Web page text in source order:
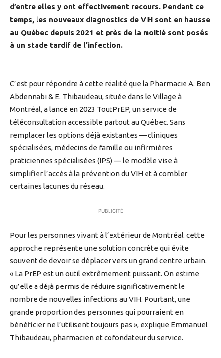
d’entre elles y ont effectivement recours. Pendant ce
temps, les nouveaux diagnostics de VIH sont en hausse
au Québec depuis 2021 et près de la moitié sont posés
à un stade tardif de l’infection.
C’est pour répondre à cette réalité que la Pharmacie A. Ben
Abdennabi & E. Thibaudeau, située dans le Village à
Montréal, a lancé en 2023 ToutPrEP, un service de
téléconsultation accessible partout au Québec. Sans
remplacer les options déjà existantes — cliniques
spécialisées, médecins de famille ou infirmières
praticiennes spécialisées (IPS) — le modèle vise à
simplifier l’accès à la prévention du VIH et à combler
certaines lacunes du réseau.
PUBLICITÉ
Pour les personnes vivant à l’extérieur de Montréal, cette
approche représente une solution concrète qui évite
souvent de devoir se déplacer vers un grand centre urbain.
« La PrEP est un outil extrêmement puissant. On estime
qu’elle a déjà permis de réduire significativement le
nombre de nouvelles infections au VIH. Pourtant, une
grande proportion des personnes qui pourraient en
bénéficier ne l’utilisent toujours pas », explique Emmanuel
Thibaudeau, pharmacien et cofondateur du service.